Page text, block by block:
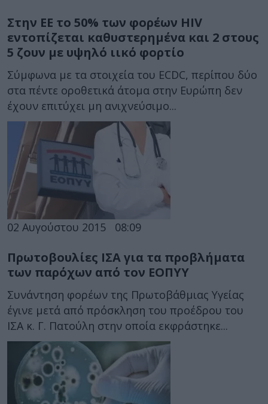
Στην ΕΕ το 50% των φορέων HIV
εντοπίζεται καθυστερημένα και 2 στους
5 ζουν με υψηλό ιικό φορτίο
Σύμφωνα με τα στοιχεία του ECDC, περίπου δύο
στα πέντε οροθετικά άτομα στην Ευρώπη δεν
έχουν επιτύχει μη ανιχνεύσιμο...
02 Αυγούστου 2015 08:09
Πρωτοβουλίες ΙΣΑ για τα προβλήματα
των παρόχων από τον ΕΟΠΥΥ
Συνάντηση φορέων της Πρωτοβάθμιας Υγείας
έγινε μετά από πρόσκληση του προέδρου του
ΙΣΑ κ. Γ. Πατούλη στην οποία εκφράστηκε...